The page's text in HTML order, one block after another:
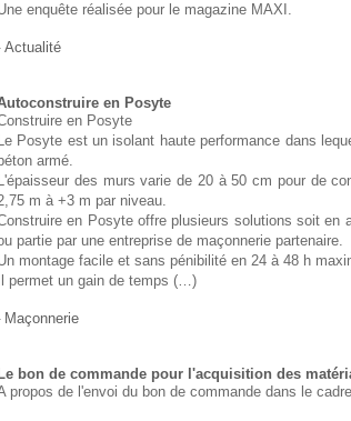
enquête réalisée pour le magazine MAXI.
Actualité
en Posyte
en Posyte
Le Posyte est un isolant haute performance dans
béton armé.
L'épaisseur des murs varie de 20 à 50 cm pour de
m à +3 m par niveau.
en Posyte offre plusieurs solutions soit en
partie par une entreprise de maçonnerie partenaire.
montage facile et sans pénibilité en 24 à 48 h
Il permet un gain de temps (…)
Maçonnerie
Le bon de commande pour l'acquisition des
propos de l'envoi du bon de commande dans le